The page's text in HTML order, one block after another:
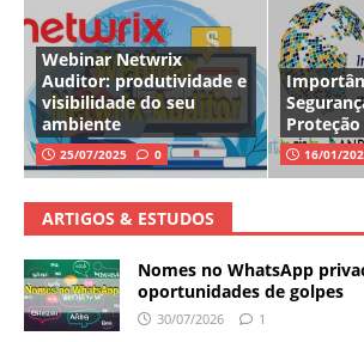
Webinar Netwrix
Auditor: produtividade e
visibilidade do seu
ambiente
25/07/2025 0 16/01/
ARTIGOS & ESTUDOS
Nomes no WhatsApp
oportunidades de golpes
30/07/2026 1